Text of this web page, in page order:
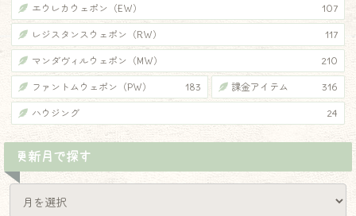
エウレカウェポン（EW） 107
レジスタンスウェポン（RW） 117
マンダヴィルウェポン（MW） 210
ファントムウェポン（PW） 183 課金アイテム 316
ハウジング 24
更新月で探す